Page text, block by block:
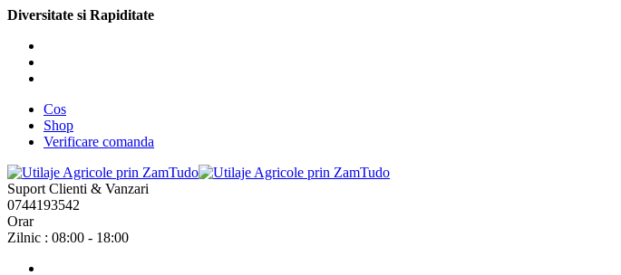
Diversitate si Rapiditate
Cos
Shop
Verificare comanda
Suport Clienti & Vanzari
0744193542
Orar
Zilnic : 08:00 - 18:00